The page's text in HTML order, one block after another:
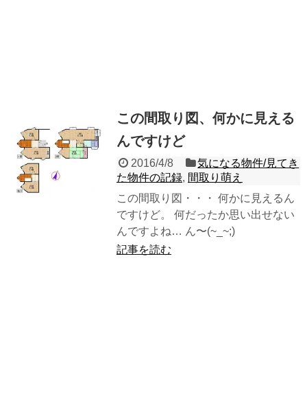
この間取り図、何かに見える
んですけど
2016/4/8
気になる物件/見てき
た物件の記録, 間取り萌え
この間取り図・・・ 何かに見えるん
ですけど。 何だったか思い出せない
んですよね… ん〜(~_~;)
記事を読む